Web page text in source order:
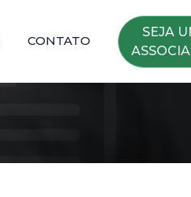
CONTATO
SEJA